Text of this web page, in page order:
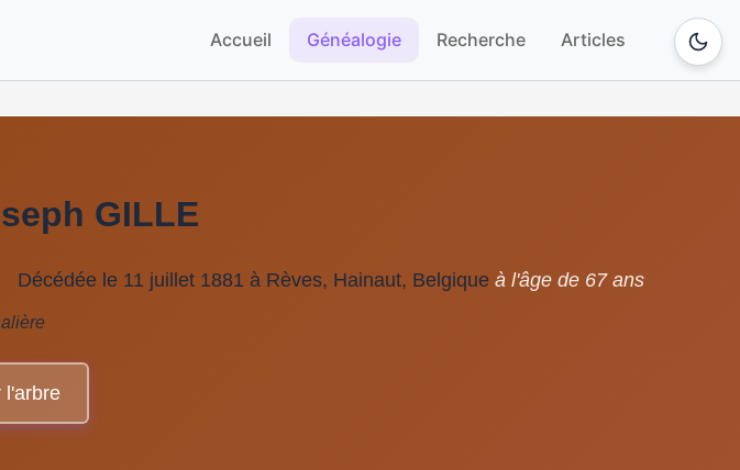
Accueil Généalogie Recherche Articles
GILLE
Décédée le 11 juillet 1881 à Rèves, Hainaut, Belgique à l'âge de 67 ans
l'arbre